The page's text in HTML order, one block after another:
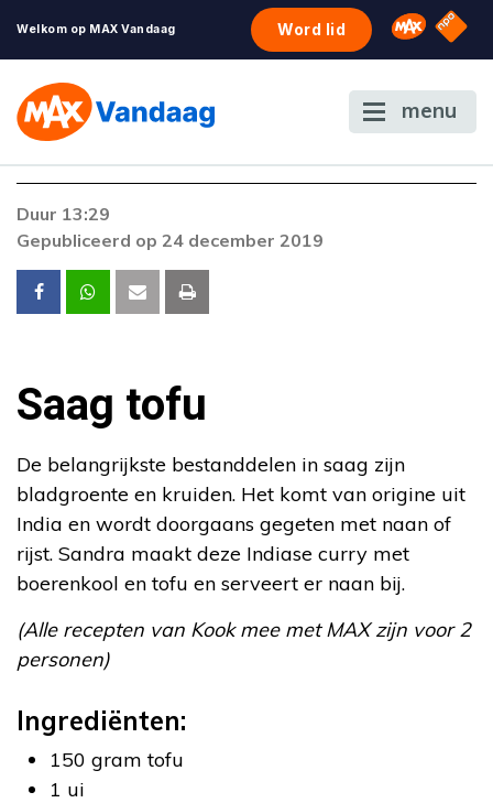
Welkom op MAX Vandaag Word lid Omroep
NPO
menu
De gewenste stream is op dit moment niet
voordoen, neem dan contact op met onze
klantenservice.
Duur 13:29
Gepubliceerd op 24 december 2019
Saag tofu
De belangrijkste bestanddelen in saag zijn
bladgroente en kruiden. Het komt van origine uit
India en wordt doorgaans gegeten met naan of
rijst. Sandra maakt deze Indiase curry met
boerenkool en tofu en serveert er naan bij.
(Alle recepten van Kook mee met MAX zijn voor 2
personen)
Ingrediënten:
150 gram tofu
1 ui